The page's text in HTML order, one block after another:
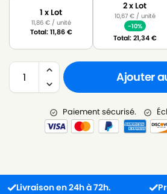
1 x Lot
11,86 €/ unité
Total:11,86€
2 x Lot
10,67 €/ unité
-10%
Total:21,34€
Ajouter
Paiement sécurisé.
en 24h à 72h.